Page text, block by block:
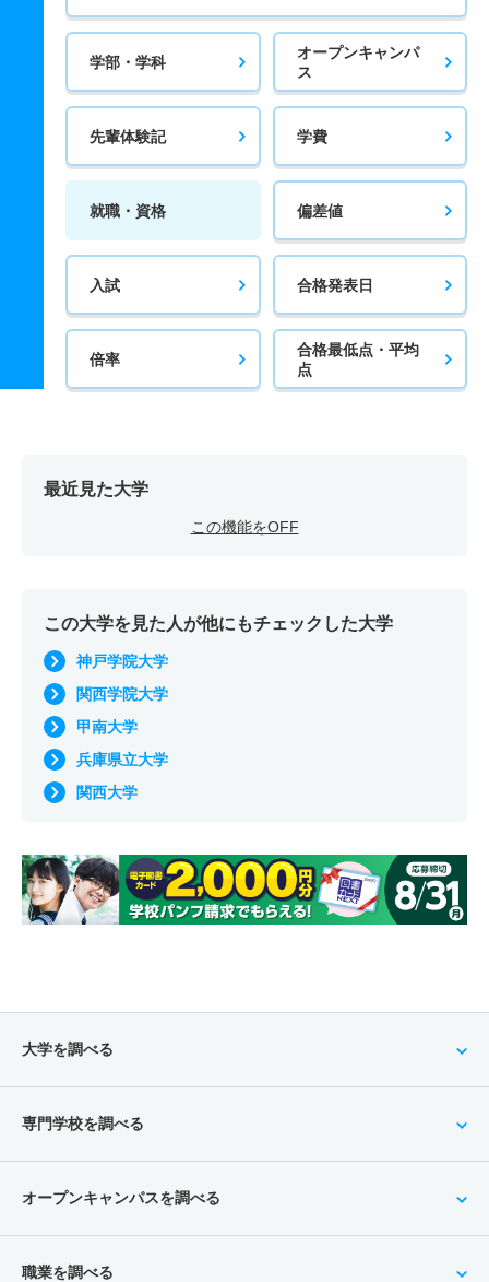
学部・学科
オープンキャンパ
ス
先輩体験記 学費
就職・資格 偏差値
入試 合格発表日
倍率
合格最低点・平均
点
最近見た大学
この機能をOFF
この大学を見た人が他にもチェックした大学
神戸学院大学
関西学院大学
甲南大学
兵庫県立大学
関西大学
大学を調べる
専門学校を調べる
オープンキャンパスを調べる
職業を調べる